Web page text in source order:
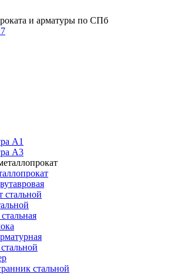
и арматуры по СПб
A1
А3
стальной
стальной